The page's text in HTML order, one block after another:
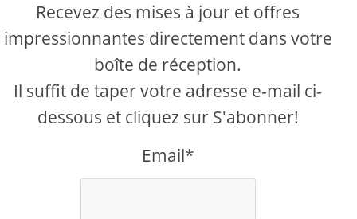
Recevez des mises à jour et offres
impressionnantes directement dans votre
boîte de réception.
Il suffit de taper votre adresse e-mail ci-
dessous et cliquez sur S'abonner!
Email*